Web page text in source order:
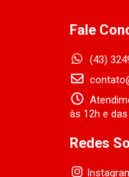
Fale
(43)
às 12h e
Redes